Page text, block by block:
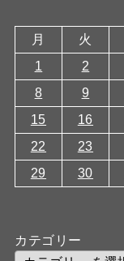
月
火
1
2
8
9
15
16
22
23
29
30
カテゴリー